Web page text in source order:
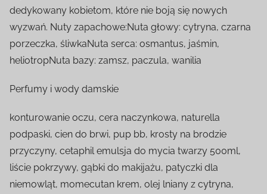
dedykowany kobietom, które nie boją się nowych
wyzwań. Nuty zapachowe:Nuta głowy: cytryna, czarna
porzeczka, śliwkaNuta serca: osmantus, jaśmin,
heliotropNuta bazy: zamsz, paczula, wanilia
Perfumy i wody damskie
konturowanie oczu, cera naczynkowa, naturella
podpaski, cien do brwi, pup bb, krosty na brodzie
przyczyny, cetaphil emulsja do mycia twarzy 500ml,
liście pokrzywy, gąbki do makijażu, patyczki dla
niemowląt, momecutan krem, olej lniany z cytryna,